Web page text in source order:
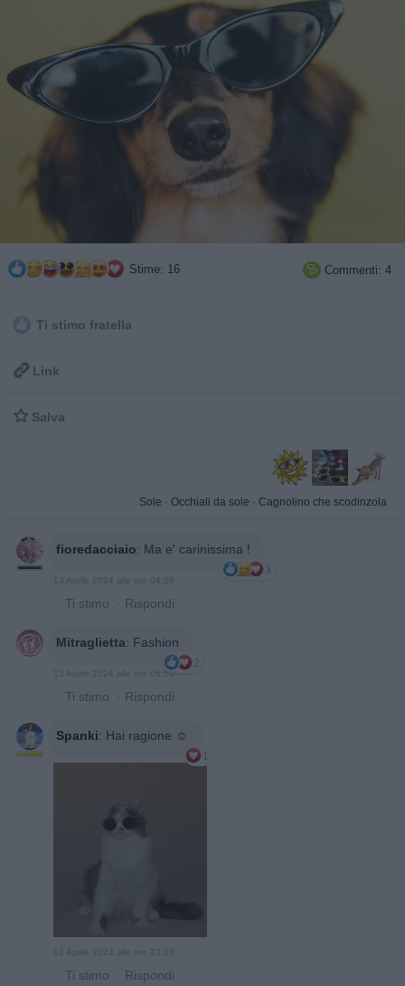
Stime: 16  Commenti: 4
Ti stimo fratella
 Link
 Salva
Sole · Occhiali da sole · Cagnolino che scodinzola
fioredacciaio: Ma e' carinissima !
3
13 Aprile 2024 alle ore 04:26
· Ti stimo · Rispondi
Mitraglietta: Fashion
2
13 Aprile 2024 alle ore 05:59
· Ti stimo · Rispondi
Spanki: Hai ragione ☺️
1
13 Aprile 2024 alle ore 23:28
· Ti stimo · Rispondi